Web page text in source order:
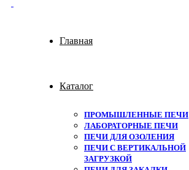
Главная
Каталог
ПРОМЫШЛЕННЫЕ ПЕЧИ
ЛАБОРАТОРНЫЕ ПЕЧИ
ПЕЧИ ДЛЯ ОЗОЛЕНИЯ
ПЕЧИ С ВЕРТИКАЛЬНОЙ
ЗАГРУЗКОЙ